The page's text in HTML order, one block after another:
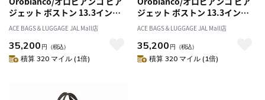
ジェット ボストン 13.3インチ
A4ファイル 折り畳み 93085
ACE BAGS＆LUGGAGE JAL Mall店
35,200 円 （税込）
積算 320 マイル (1倍)
ジェット ボストン 13.3インチ
A4ファイル 折り畳み 93085
ACE BAGS＆LUGGAGE JAL Mall店
35,200 円 （税込）
積算 320 マイル (1倍)